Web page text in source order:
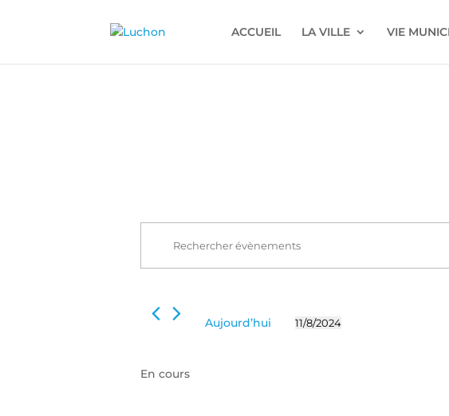
ACCUEIL LA VILLE VIE
Évènements
for
8
2024
Recherche
vues
Évènements
Évènements
clé.
Aujourd’hui 11/8/2024
En cours